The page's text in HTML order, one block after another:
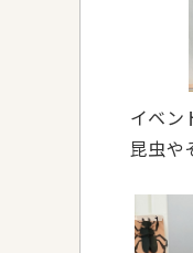
イベン
昆虫や